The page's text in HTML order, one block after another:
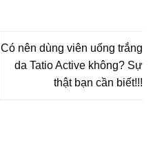
Có nên dùng viên uống trắng
da Tatio Active không? Sự
thật bạn cần biết!!!